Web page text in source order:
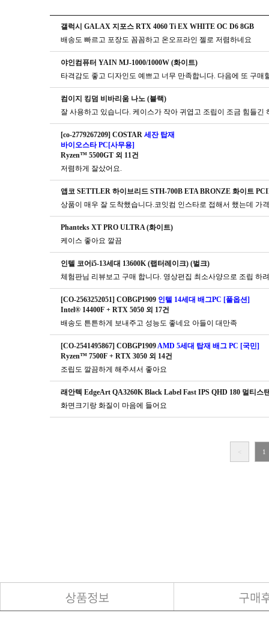
갤럭시 GALAX 지포스 RTX 4060 Ti EX WHITE OC D6 8GB
배송도 빠르고 포장도 꼼꼼하고 온오프라인 젤로 저렴하네요
야인컴퓨터 YAIN MJ-1000/1000W (화이트)
타격감도 좋고 디자인도 예쁘고 너무 만족합니다. 다음에 또 구매
컴이지 킹덤 비바리움 나노 (블랙)
잘 사용하고 있습니다. 케이스가 작아 귀엽고 조립이 조금 힘들긴
[co-2779267209] COSTAR 세잔 탑재
바이오스타 PC[사무용]
Ryzen™ 5500GT 외 11건
저렴하게 잘샀어요.
앱코 SETTLER 하이브리드 STH-700B ETA BRONZE 화이트
Phanteks XT PRO ULTRA (화이트)
케이스 좋아요 깔끔
인텔 코어i5-13세대 13600K (랩터레이크) (벌크)
체험판님 리뷰보고 구매 합니다. 영상편집 최소사양으로 조립 하
[CO-2563252051] COBGP1909 인텔 14세대 배그PC [풀옵션]
Intel® 14400F + RTX 5050 외 17건
배송도 튼튼하게 보내주고 성능도 좋네요 아들이 대만족
[CO-2541495867] COBGP1909AMD 5세대 탑재 배그 PC [국민]
Ryzen™ 7500F + RTX 3050 외 14건
조립도 깔끔하게 해주셔서 좋아요
래안텍 EdgeArt QA3260K Black Label Fast IPS QHD 180 멀티스
화면크기랑 화질이 마음에 들어요
< 1